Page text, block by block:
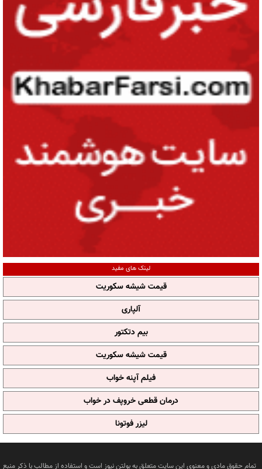
لینک های مفید
قیمت شیشه سکوریت
آلپاری
بیم دتکتور
قیمت شیشه سکوریت
فیلم آپنه خواب
درمان قطعی خروپف در خواب
لیزر فوتونا
تمام حقوق مادی و معنوی این سایت متعلق به بولتن نیوز است و استفاده از مطالب با ذکر منبع